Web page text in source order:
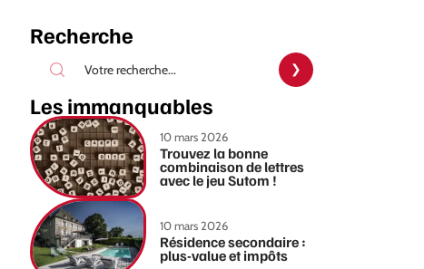
Recherche
Les immanquables
10 mars 2026
Trouvez la bonne
combinaison de lettres
avec le jeu Sutom !
10 mars 2026
Résidence secondaire :
plus-value et impôts